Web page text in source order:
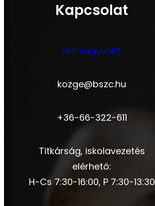
Kapcsolat
Hol vagyunk?
kozge@bszc.hu
+36-66-322-611
Titkárság, iskolavezetés
elérhető:
H-Cs 7:30-16:00, P 7:30-13:30